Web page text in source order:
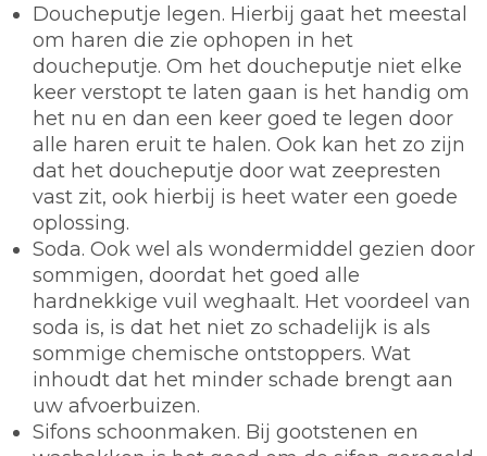
Doucheputje legen. Hierbij gaat het meestal
om haren die zie ophopen in het
doucheputje. Om het doucheputje niet elke
keer verstopt te laten gaan is het handig om
het nu en dan een keer goed te legen door
alle haren eruit te halen. Ook kan het zo zijn
dat het doucheputje door wat zeepresten
vast zit, ook hierbij is heet water een goede
oplossing.
Soda. Ook wel als wondermiddel gezien door
sommigen, doordat het goed alle
hardnekkige vuil weghaalt. Het voordeel van
soda is, is dat het niet zo schadelijk is als
sommige chemische ontstoppers. Wat
inhoudt dat het minder schade brengt aan
uw afvoerbuizen.
Sifons schoonmaken. Bij gootstenen en